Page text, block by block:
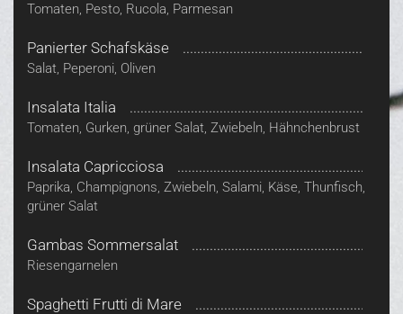
Tomaten, Pesto, Rucola, Parmesan
Panierter Schafskäse
Salat, Peperoni, Oliven
Insalata Italia
Tomaten, Gurken, grüner Salat, Zwiebeln, Hähnchenbrust
Insalata Capricciosa
Paprika, Champignons, Zwiebeln, Salami, Käse, Thunfisch,
grüner Salat
Gambas Sommersalat
Riesengarnelen
Spaghetti Frutti di Mare